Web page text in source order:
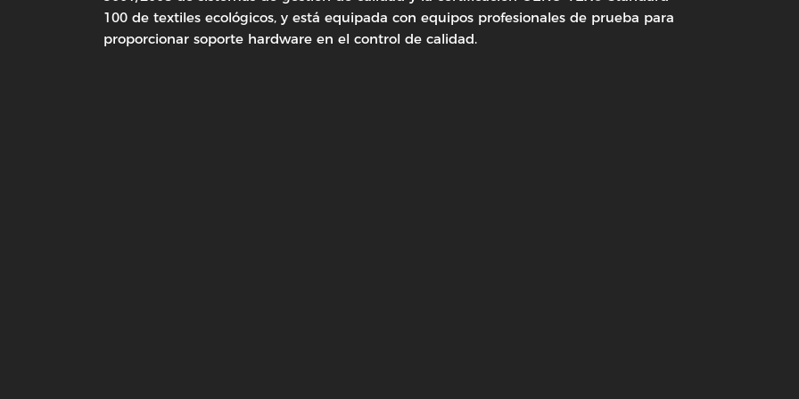
100 de textiles ecológicos, y está equipada con equipos profesionales de prueba para
proporcionar soporte hardware en el control de calidad.